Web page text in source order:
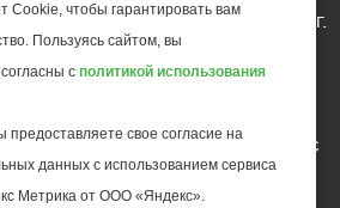
Россия, Республика Карелия, г.
Энгельса д.10, офис 211
+7 (499) 685-10-45
газеты допускается только c
разрешения редакции
Cookie, чтобы гарантировать вам
Пользуясь сайтом, вы
с политикой использования
предоставляете свое согласие на
данных с использованием сервиса
Метрика от ООО «Яндекс».